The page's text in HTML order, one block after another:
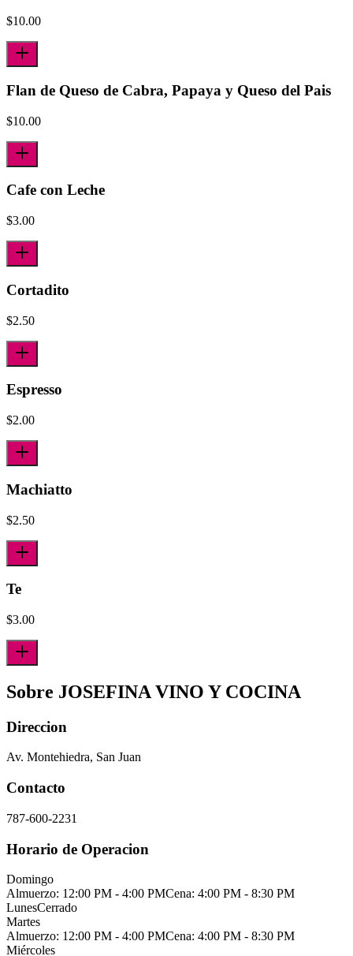
$10.00
Flan de Queso de Cabra, Papaya y Queso del Pais
$10.00
Cafe con Leche
$3.00
Cortadito
$2.50
Espresso
$2.00
Machiatto
$2.50
Te
$3.00
Sobre JOSEFINA VINO Y COCINA
Direccion
Av. Montehiedra, San Juan
Contacto
787-600-2231
Horario de Operacion
Domingo
Almuerzo: 12:00 PM - 4:00 PMCena: 4:00 PM - 8:30 PM
LunesCerrado
Martes
Almuerzo: 12:00 PM - 4:00 PMCena: 4:00 PM - 8:30 PM
Miércoles